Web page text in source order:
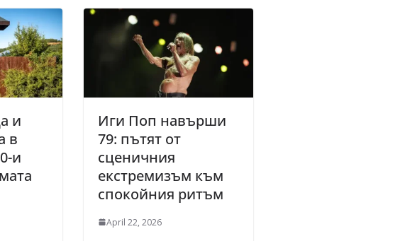
и
в
и
Иги Поп навърши
79: пътят от
сценичния
екстремизъм към
спокойния ритъм
April 22, 2026